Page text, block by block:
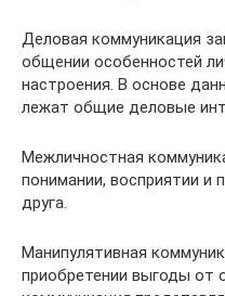
Деловая коммуникация
общении особенностей
настроения. В основе
лежат общие деловые
Межличностная
понимании, восприятии и
друга.
Манипулятивная
приобретении выгоды от